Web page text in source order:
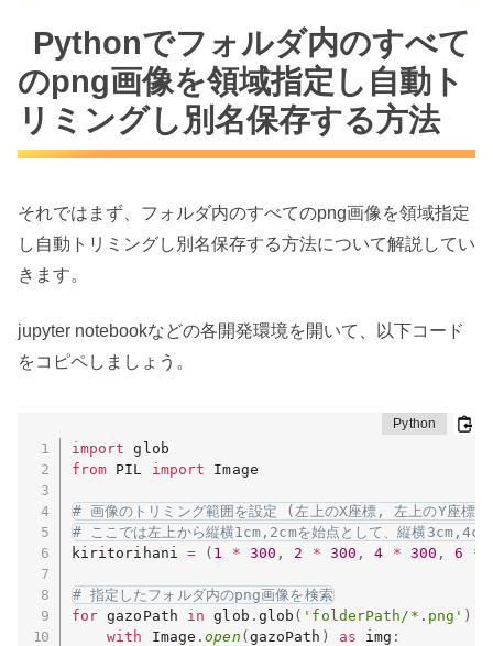
Pythonでフォルダ内のすべて
のpng画像を領域指定し自動ト
リミングし別名保存する方法
それではまず、フォルダ内のすべてのpng画像を領域指定
し自動トリミングし別名保存する方法について解説してい
きます。
jupyter notebookなどの各開発環境を開いて、以下コード
をコピペしましょう。
import
from PIL import Image
# 画像のトリミング範囲を設定 (左上のX座標, 左上のY座標
# ここでは左上から縦横1cm,2cmを始点として、縦横
kiritorihani = ( 1 * 300 , 2 * 300 , 4 * 300 , 6 *
# 指定したフォルダ内のpng画像を検索
for gazoPath in glob . glob ( 'folderPath/*.png' )
with
Image .open (gazoPath ) as img :